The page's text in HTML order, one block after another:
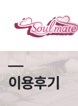
이용후기
쏠메이트×토모토모